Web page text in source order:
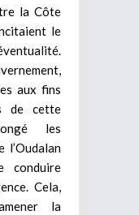
la Côte
le
aux fins
de cette
les
conduire
Cela,
la